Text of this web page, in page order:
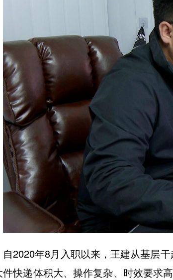
自2020年8月入职以来，王建从基层
件快递体积大、操作复杂、时效要求